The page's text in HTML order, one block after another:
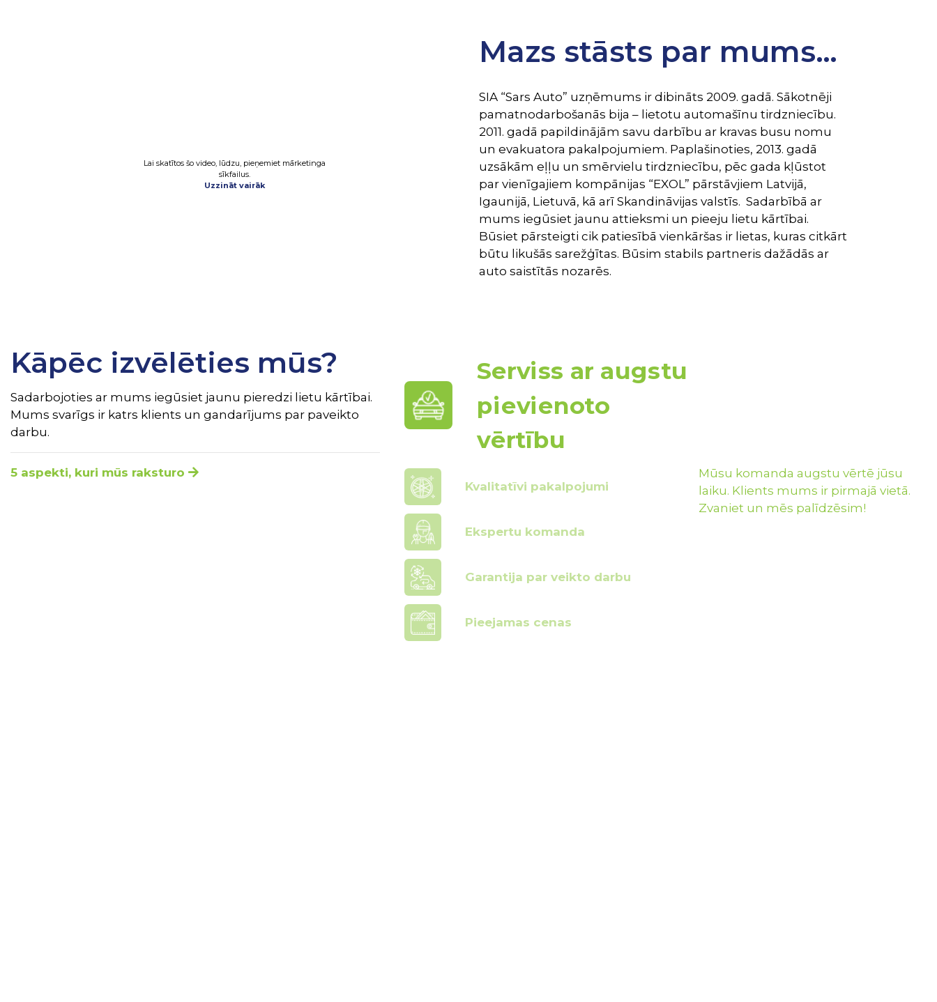
Lai skatītos šo video, lūdzu, pieņemiet mārketinga
sīkfailus.
Uzzināt vairāk
Mazs stāsts par mums…
SIA “Sars Auto” uzņēmums ir dibināts 2009. gadā. Sākotnēji
pamatnodarbošanās bija – lietotu automašīnu tirdzniecību.
2011. gadā papildinājām savu darbību ar kravas busu nomu
un evakuatora pakalpojumiem. Paplašinoties, 2013. gadā
uzsākām eļļu un smērvielu tirdzniecību, pēc gada kļūstot
par vienīgajiem kompānijas “EXOL” pārstāvjiem Latvijā,
Igaunijā, Lietuvā, kā arī Skandināvijas valstīs. Sadarbībā ar
mums iegūsiet jaunu attieksmi un pieeju lietu kārtībai.
Būsiet pārsteigti cik patiesībā vienkāršas ir lietas, kuras citkārt
būtu likušās sarežģītas. Būsim stabils partneris dažādās ar
auto saistītās nozarēs.
Kāpēc izvēlēties mūs?
Sadarbojoties ar mums iegūsiet jaunu pieredzi lietu kārtībai.
Mums svarīgs ir katrs klients un gandarījums par paveikto
darbu.
5 aspekti, kuri mūs raksturo
Serviss ar augstu
pievienoto
vērtību
Kvalitatīvi pakalpojumi
Ekspertu komanda
Garantija par veikto darbu
Pieejamas cenas
Mūsu komanda augstu vērtē jūsu
laiku. Klients mums ir pirmajā vietā.
Zvaniet un mēs palīdzēsim!